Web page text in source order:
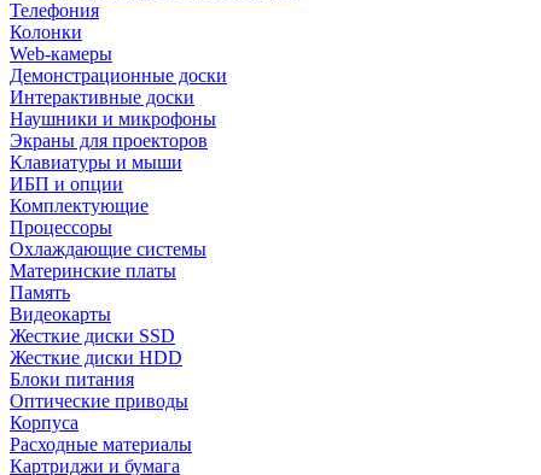
Телефония
Колонки
Web-камеры
Демонстрационные доски
Интерактивные доски
Наушники и микрофоны
Экраны для проекторов
Клавиатуры и мыши
ИБП и опции
Комплектующие
Процессоры
Охлаждающие системы
Материнские платы
Память
Видеокарты
Жесткие диски SSD
Жесткие диски HDD
Блоки питания
Оптические приводы
Корпуса
Расходные материалы
Картриджи и бумага